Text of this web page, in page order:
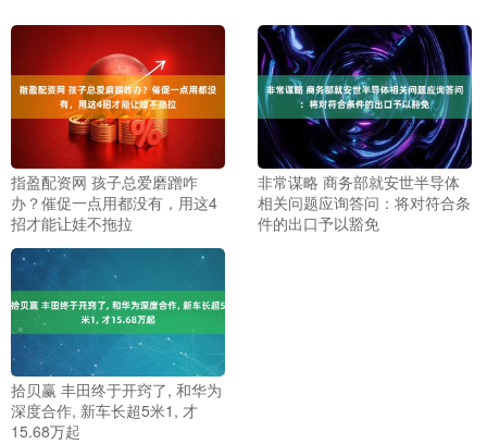
指盈配资网 孩子总爱磨蹭咋
办？催促一点用都没有，用这4
招才能让娃不拖拉
非常谋略 商务部就安世半导体
相关问题应询答问：将对符合条
件的出口予以豁免
拾贝赢 丰田终于开窍了, 和华为
深度合作, 新车长超5米1, 才
15.68万起